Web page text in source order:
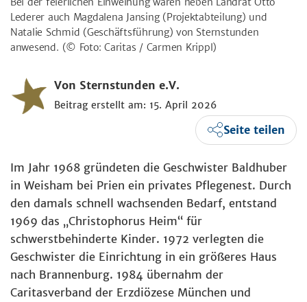
Lederer auch Magdalena Jansing (Projektabteilung) und
Natalie Schmid (Geschäftsführung) von Sternstunden
anwesend. (© Foto: Caritas / Carmen Krippl)
Von Sternstunden e.V.
Beitrag erstellt am: 15. April 2026
Seite teilen
Im Jahr 1968 gründeten die Geschwister Baldhuber
in Weisham bei Prien ein privates Pflegenest. Durch
den damals schnell wachsenden Bedarf, entstand
1969 das „Christophorus Heim“ für
schwerstbehinderte Kinder. 1972 verlegten die
Geschwister die Einrichtung in ein größeres Haus
nach Brannenburg. 1984 übernahm der
Caritasverband der Erzdiözese München und